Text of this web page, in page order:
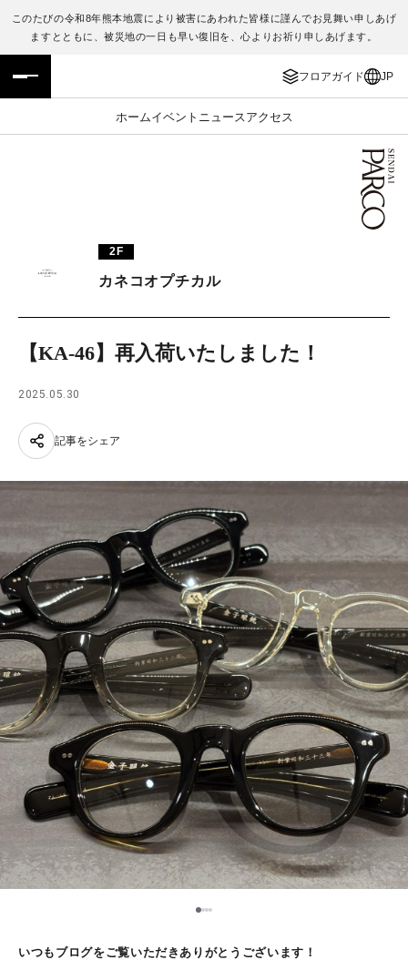
このたびの令和8年熊本地震により被害にあわれた皆様に謹んでお見舞い申しあげ
ますとともに、被災地の一日も早い復旧を、心よりお祈り申しあげます。
フロアガイド JP
ホームイベント ニュース アクセス
フロアガイド
施設案内・アクセス
TAX FREE
ENGLISH
繁体字
日本語
2F
カネコオプチカル
【KA-46】再入荷いたしました！
2025.05.30
記事をシェア
123
いつもブログをご覧いただきありがとうございます！